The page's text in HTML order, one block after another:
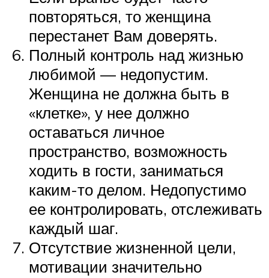
повторяться, то женщина
перестанет Вам доверять.
Полный контроль над жизнью
любимой — недопустим.
Женщина не должна быть в
«клетке», у нее должно
оставаться личное
пространство, возможность
ходить в гости, заниматься
каким-то делом. Недопустимо
ее контролировать, отслеживать
каждый шаг.
Отсутствие жизненной цели,
мотивации значительно